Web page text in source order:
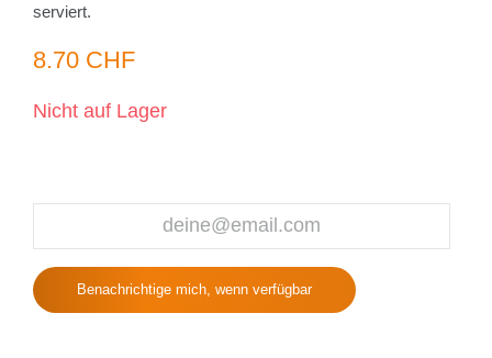
serviert.
8.70 CHF
Nicht auf Lager
Benachrichtige mich, wenn verfügbar